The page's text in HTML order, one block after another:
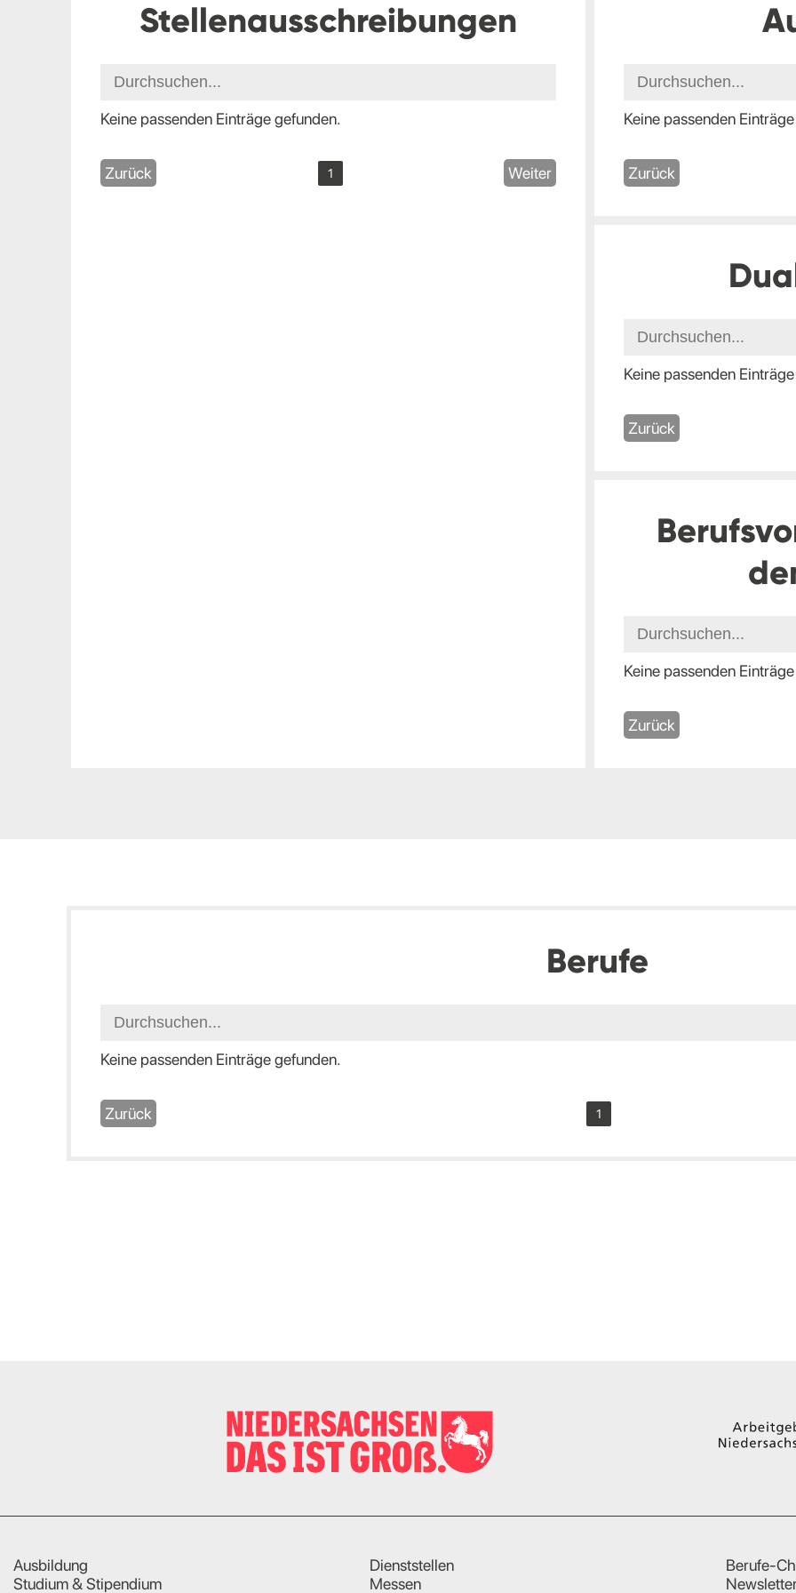
Stellenausschreibungen
Keine passenden Einträge gefunden.
Zurück 1 Weiter
Keine passenden
Zurück
Keine passenden
Zurück
Keine passenden
Zurück
Berufe
Keine passenden Einträge gefunden.
Zurück 1
Ausbildung
Studium & Stipendium
Dienststellen
Messen
Berufe-